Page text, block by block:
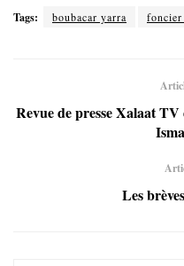
Tags: boubacar yarra foncier
Revue de presse Xalaat
Les